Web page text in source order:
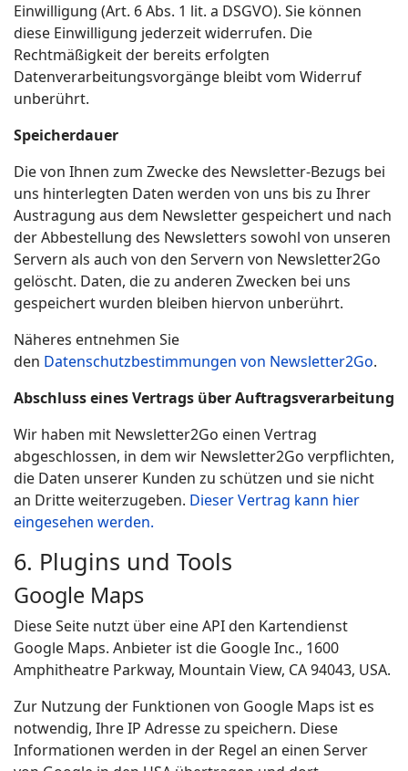
Einwilligung (Art. 6 Abs. 1 lit. a DSGVO). Sie können
diese Einwilligung jederzeit widerrufen. Die
Rechtmäßigkeit der bereits erfolgten
Datenverarbeitungsvorgänge bleibt vom Widerruf
unberührt.
Speicherdauer
Die von Ihnen zum Zwecke des Newsletter-Bezugs bei
uns hinterlegten Daten werden von uns bis zu Ihrer
Austragung aus dem Newsletter gespeichert und nach
der Abbestellung des Newsletters sowohl von unseren
Servern als auch von den Servern von Newsletter2Go
gelöscht. Daten, die zu anderen Zwecken bei uns
gespeichert wurden bleiben hiervon unberührt.
Näheres entnehmen Sie
den Datenschutzbestimmungen von Newsletter2Go.
Abschluss eines Vertrags über Auftragsverarbeitung
Wir haben mit Newsletter2Go einen Vertrag
abgeschlossen, in dem wir Newsletter2Go verpflichten,
die Daten unserer Kunden zu schützen und sie nicht
an Dritte weiterzugeben. Dieser Vertrag kann hier
eingesehen werden.
6. Plugins und Tools
Google Maps
Diese Seite nutzt über eine API den Kartendienst
Google Maps. Anbieter ist die Google Inc., 1600
Amphitheatre Parkway, Mountain View, CA 94043, USA.
Zur Nutzung der Funktionen von Google Maps ist es
notwendig, Ihre IP Adresse zu speichern. Diese
Informationen werden in der Regel an einen Server